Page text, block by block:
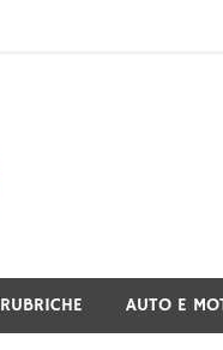
Il Blog
RUBRICHE AUTO E